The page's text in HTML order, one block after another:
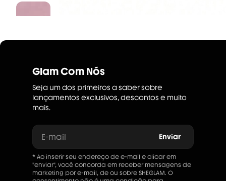
Glam Com Nós
Seja um dos primeiros a saber sobre
lançamentos exclusivos, descontos e muito
mais.
E-mail Enviar
* Ao inserir seu endereço de e-mail e clicar em
"enviar", você concorda em receber mensagens de
marketing por e-mail, de ou sobre SHEGLAM. O